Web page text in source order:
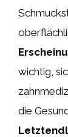
wichtig,
die